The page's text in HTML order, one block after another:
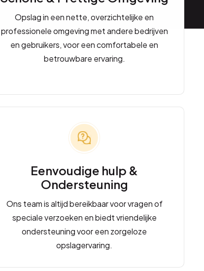
Opslag in een nette, overzichtelijke en
professionele omgeving met andere bedrijven
en gebruikers, voor een comfortabele en
betrouwbare ervaring.
Eenvoudige hulp &
Ondersteuning
Ons team is altijd bereikbaar voor vragen of
speciale verzoeken en biedt vriendelijke
ondersteuning voor een zorgeloze
opslagervaring.